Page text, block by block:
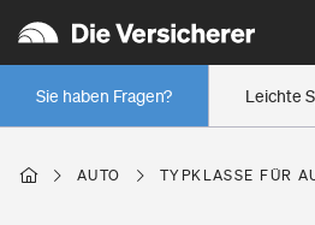
Leichte
Sie haben Fragen?
Wer versichert was: Jetzt Versicherer
Regionalklassen: So ist Ihre Region
Wer versichert was: Jetzt
AUTO TYPKLASSE FÜR